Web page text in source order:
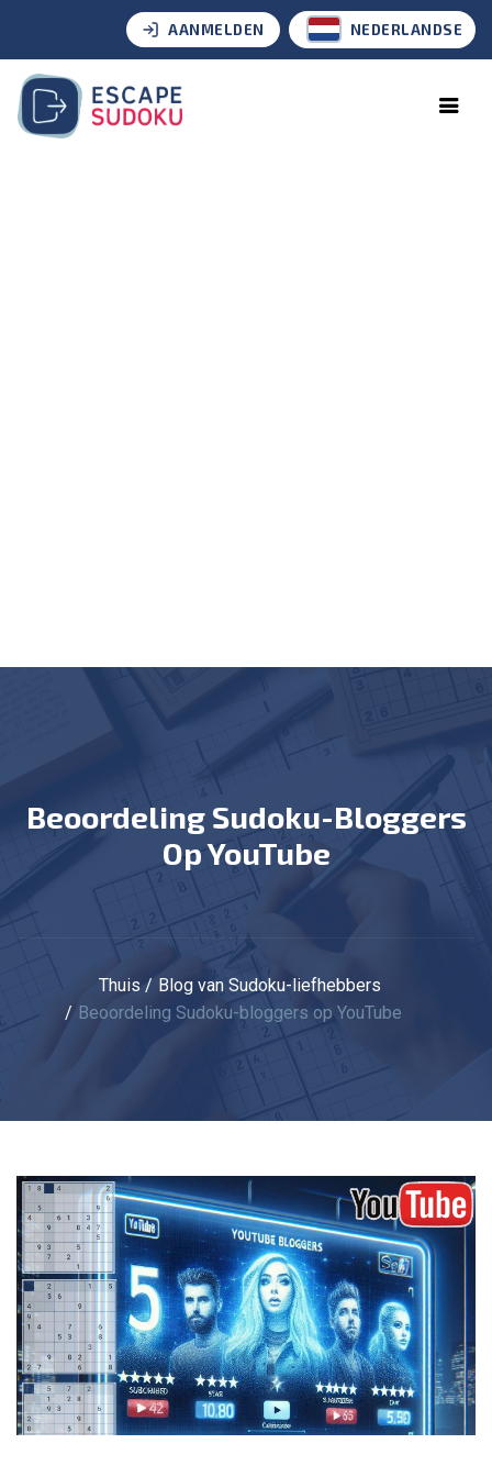
AANMELDEN NEDERLANDSE
Beoordeling Sudoku-Bloggers
Op YouTube
Thuis
Blog van Sudoku-liefhebbers
Beoordeling Sudoku-bloggers op YouTube